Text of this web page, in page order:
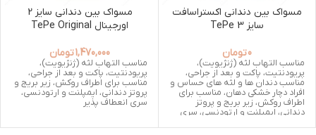
مسواک بین دندانی اکستراسافت
سایز 3 TePe
0تومان
مناسب التهاب لثه (ژنژیویت)،
پریودنتیت، پاکت و بعد از جراحی،
مناسب دندان ها و لثه های حساس و
افراد دچار خشکی دهان، مناسب برای
اطراف روکش، زیر بریج و پروتز
دندانی، ایمپلنت و ارتودنسی، سری
مسواک بین دندانی سایز 2
اورجینال TePe Original
1,470,000تومان
مناسب التهاب لثه (ژنژیویت)،
پریودنتیت، پاکت و بعد از جراحی،
مناسب برای اطراف روکش، زیر بریج و
پروتز دندانی، ایمپلنت و ارتودنسی،
سری انعطاف پذیر